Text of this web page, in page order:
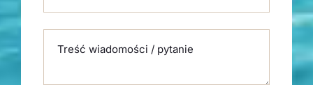
Treść wiadomości / pytanie